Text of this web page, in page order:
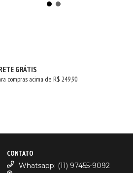
GRÁTIS
compras acima de R$ 249,90
CONTATO
Whatsapp: (11) 97455-9092